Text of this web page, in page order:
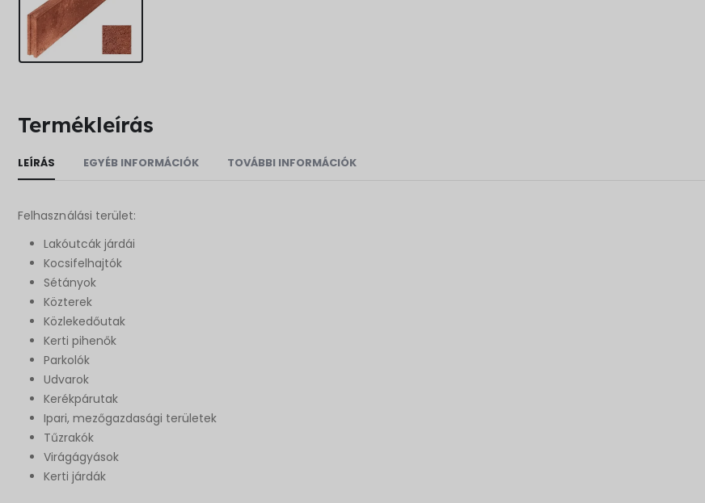
Termékleírás
LEÍRÁS EGYÉB INFORMÁCIÓK TOVÁBBI INFORMÁCIÓK
Felhasználási terület:
Lakóutcák járdái
Kocsifelhajtók
Sétányok
Közterek
Közlekedőutak
Kerti pihenők
Parkolók
Udvarok
Kerékpárutak
Ipari, mezőgazdasági területek
Tűzrakók
Virágágyások
Kerti járdák